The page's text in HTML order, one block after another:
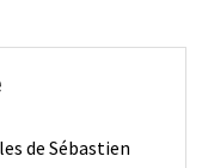
de Sébastien